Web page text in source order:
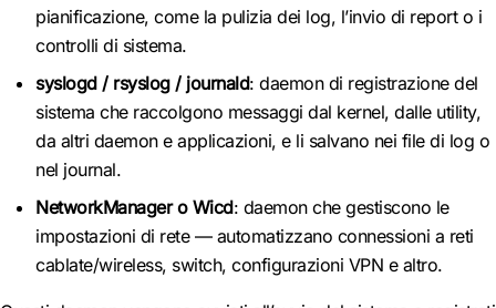
pianificazione, come la pulizia dei log, l’invio di report o i
controlli di sistema.
syslogd / rsyslog / journald: daemon di registrazione del
sistema che raccolgono messaggi dal kernel, dalle utility,
da altri daemon e applicazioni, e li salvano nei file di log o
nel journal.
NetworkManager o Wicd: daemon che gestiscono le
impostazioni di rete — automatizzano connessioni a reti
cablate/wireless, switch, configurazioni VPN e altro.